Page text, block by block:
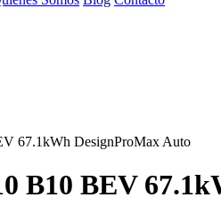
67.1kWh DesignProMax Auto
B10 BEV